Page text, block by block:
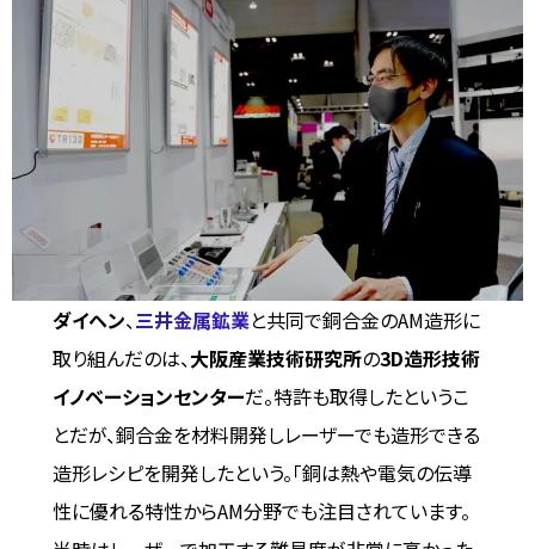
ダイヘン、三井金属鉱業と共同で銅合金のAM造形に
取り組んだのは、大阪産業技術研究所の3D造形技術
イノベーションセンターだ。特許も取得したというこ
とだが、銅合金を材料開発しレーザーでも造形できる
造形レシピを開発したという。「銅は熱や電気の伝導
性に優れる特性からAM分野でも注目されています。